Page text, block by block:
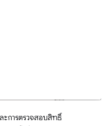
ะการตรวจสอบสิทธิ์